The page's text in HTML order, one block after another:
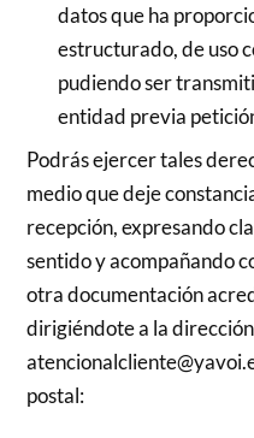
datos que ha
estructurado, de uso
pudiendo ser
entidad previa
Podrás ejercer tales
medio que deje
recepción, expresando
sentido y acompañando
otra documentación
dirigiéndote a la
postal: